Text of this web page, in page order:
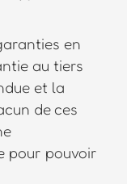
en
au tiers
et la
de ces
pour pouvoir